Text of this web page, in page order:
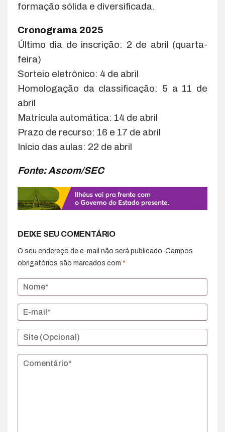
formação sólida e diversificada.
Cronograma 2025
Último dia de inscrição: 2 de abril (quarta-
feira)
Sorteio eletrônico: 4 de abril
Homologação da classificação: 5 a 11 de
abril
Matrícula automática: 14 de abril
Prazo de recurso: 16 e 17 de abril
Início das aulas: 22 de abril
Fonte: Ascom/SEC
DEIXE SEU COMENTÁRIO
O seu endereço de e-mail não será publicado. Campos
obrigatórios são marcados com *